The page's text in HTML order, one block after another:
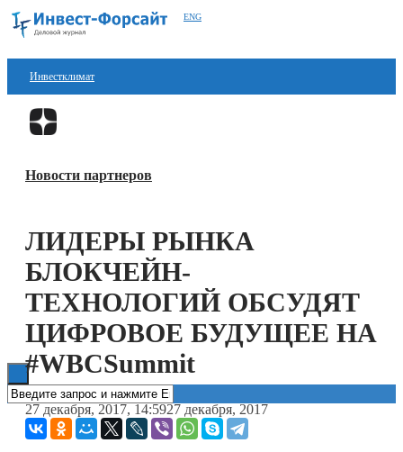
ENG
Инвестклимат
Финансы
Блокчейн
Технологии
ESG
Книги
Новости партнеров
ЛИДЕРЫ РЫНКА
БЛОКЧЕЙН-
ТЕХНОЛОГИЙ ОБСУДЯТ
ЦИФРОВОЕ БУДУЩЕЕ НА
#WBCSummit
27 декабря, 2017, 14:5927 декабря, 2017